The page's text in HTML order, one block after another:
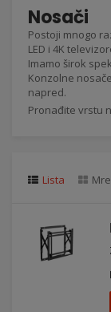
Nosači
Postoji mnogo
LED i 4K
Imamo širok
Konzolne
napred.
Pronađite vrstu
Lista